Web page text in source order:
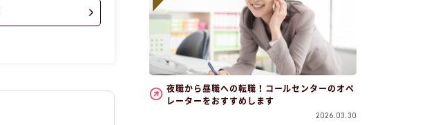
夜職から昼職への転職！コールセンターのオペ
レーターをおすすめします
2026.03.30